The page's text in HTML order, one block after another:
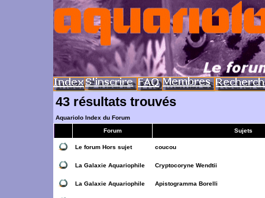
43 résultats trouvés
Aquariolo Index du Forum
Forum
Sujets
Le forum Hors sujet coucou
La Galaxie Aquariophile Cryptocoryne Wendtii
La Galaxie Aquariophile Apistogramma Borelli